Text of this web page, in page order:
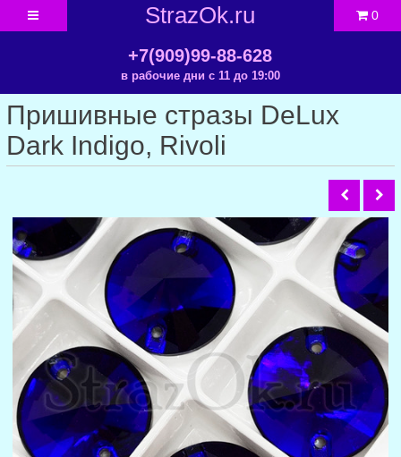
StrazOk.ru
+7(909)99-88-628
в рабочие дни с 11 до 19:00
0
Пришивные стразы DeLux
Dark Indigo, Rivoli